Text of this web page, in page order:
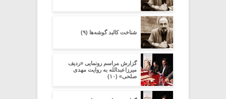
شناخت کالبد گوشه‌ها (۹)
گزارش مراسم رونمایی «ردیف
میرزاعبدالله به روایت مهدی
صلحی» (۱۰)